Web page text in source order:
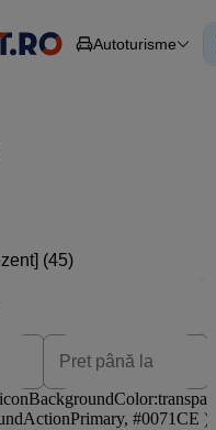
Autoturisme
Autoturisme